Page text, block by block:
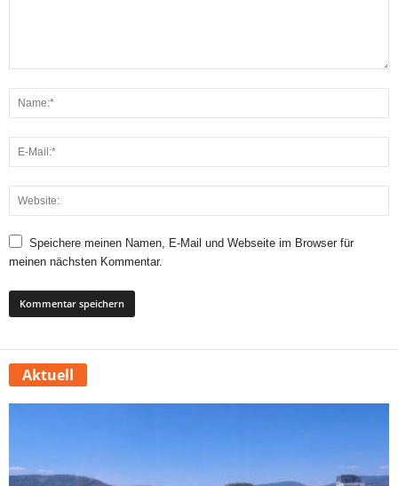
Speichere meinen Namen, E-Mail und Webseite im Browser für
meinen nächsten Kommentar.
Aktuell